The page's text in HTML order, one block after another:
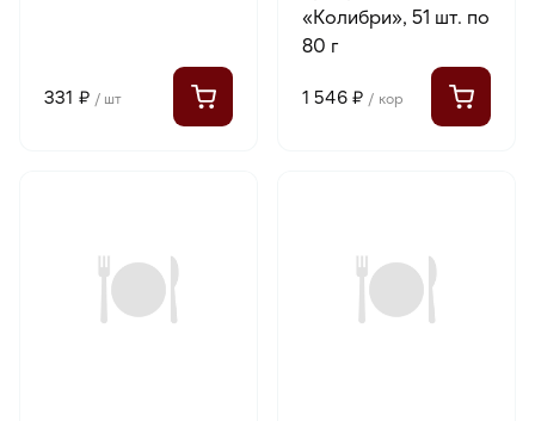
331 ₽ / шт
«Колибри», 51 шт. по
80 г
1 546 ₽ / кор